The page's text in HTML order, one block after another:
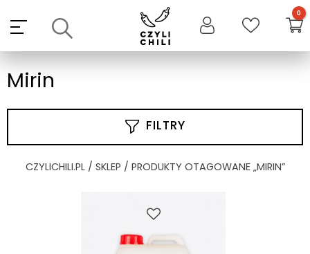
content
Mirin
FILTRY
CZYLICHILI.PL/ SKLEP / PRODUKTY OTAGOWANE „MIRIN”